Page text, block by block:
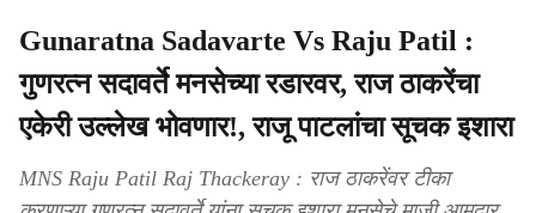
Gunaratna Sadavarte Vs Raju Patil :
गुणरत्न सदावर्ते मनसेच्या रडारवर, राज ठाकरेंचा
एकेरी उल्लेख भोवणार!, राजू पाटलांचा सूचक इशारा
MNS Raju Patil Raj Thackeray : राज ठाकरेंवर टीका